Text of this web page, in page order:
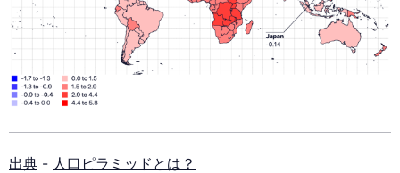
出典 - 人口ピラミッドとは？